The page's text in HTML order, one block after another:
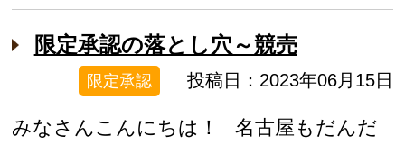
限定承認の落とし穴～競売
限定承認 投稿日：2023年06月15日
みなさんこんにちは！ 名古屋もだんだ